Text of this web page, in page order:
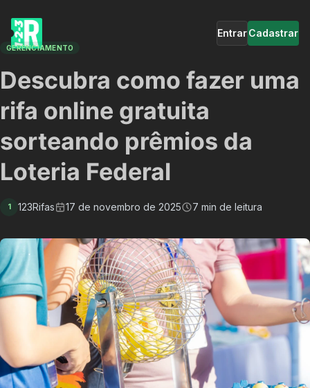
EntrarCadastrar
GERENCIAMENTO
Descubra como fazer uma
rifa online gratuita
sorteando prêmios da
Loteria Federal
1 123Rifas 17 de novembro de 2025 7 min de leitura